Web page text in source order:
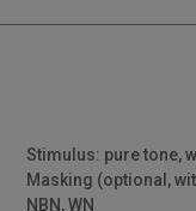
Stimulus: pure tone,
Masking (optional,
NBN, WN